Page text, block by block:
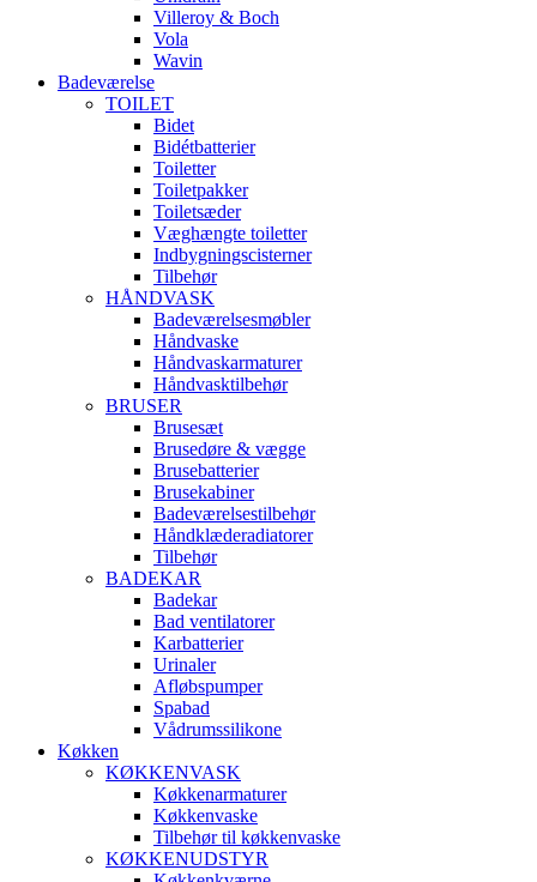
Villeroy & Boch
Vola
Wavin
Badeværelse
TOILET
Bidet
Bidétbatterier
Toiletter
Toiletpakker
Toiletsæder
Væghængte toiletter
Indbygningscisterner
Tilbehør
HÅNDVASK
Badeværelsesmøbler
Håndvaske
Håndvaskarmaturer
Håndvasktilbehør
BRUSER
Brusesæt
Brusedøre & vægge
Brusebatterier
Brusekabiner
Badeværelsestilbehør
Håndklæderadiatorer
Tilbehør
BADEKAR
Badekar
Bad ventilatorer
Karbatterier
Urinaler
Afløbspumper
Spabad
Vådrumssilikone
Køkken
KØKKENVASK
Køkkenarmaturer
Køkkenvaske
Tilbehør til køkkenvaske
KØKKENUDSTYR